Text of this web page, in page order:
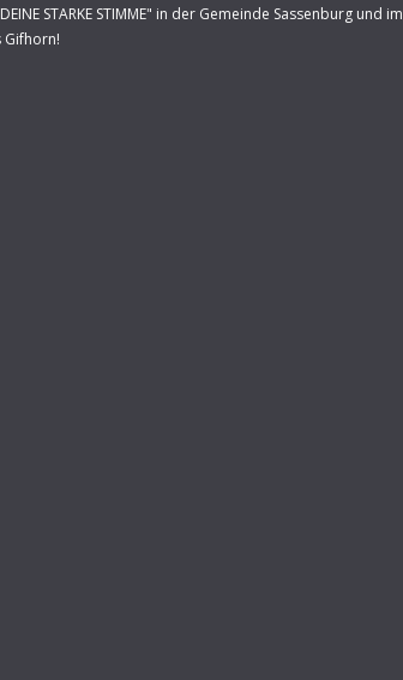
STARKE STIMME" in der Gemeinde Sassenburg und im
Gifhorn!